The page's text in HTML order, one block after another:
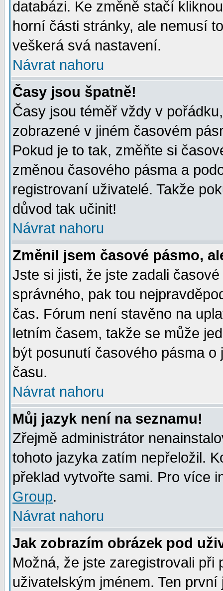
databázi. Ke změně stačí
horní části stránky, ale nemusí
veškerá svá nastavení.
Návrat nahoru
Časy jsou špatně!
Časy jsou téměř vždy v
zobrazené v jiném časovém
Pokud je to tak, změňte si
změnou časového pásma a
registrovaní uživatelé. Takže
důvod tak učinit!
Návrat nahoru
Změnil jsem časové pásmo,
Jste si jisti, že jste zadali
správného, pak tou
čas. Fórum není stavěno na
letním časem, takže se může
být posunutí časového pásma
času.
Návrat nahoru
Můj jazyk není na seznamu!
Zřejmě administrátor
tohoto jazyka zatím nepřeložil.
překlad vytvořte sami. Pro více
Group.
Návrat nahoru
Jak zobrazím obrázek pod
Možná, že jste zaregistrovali
uživatelským jménem. Ten